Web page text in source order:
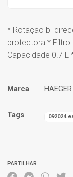
* Rotação bi-
protectora * Filtro
Capacidade 0.7 L
Marca HAEGER
Tags 092024
PARTILHAR